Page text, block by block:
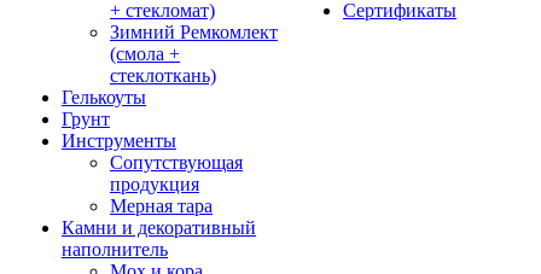
+ стекломат)
Зимний Ремкомлект
(смола +
стеклоткань)
Гелькоуты
Грунт
Инструменты
Сопутствующая
продукция
Мерная тара
Камни и декоративный
наполнитель
Сертификаты